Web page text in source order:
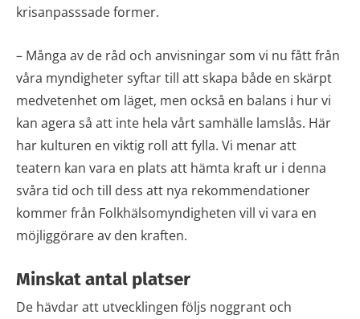
krisanpasssade former.
– Många av de råd och anvisningar som vi nu fått från
våra myndigheter syftar till att skapa både en skärpt
medvetenhet om läget, men också en balans i hur vi
kan agera så att inte hela vårt samhälle lamslås. Här
har kulturen en viktig roll att fylla. Vi menar att
teatern kan vara en plats att hämta kraft ur i denna
svåra tid och till dess att nya rekommendationer
kommer från Folkhälsomyndigheten vill vi vara en
möjliggörare av den kraften.
Minskat antal platser
De hävdar att utvecklingen följs noggrant och